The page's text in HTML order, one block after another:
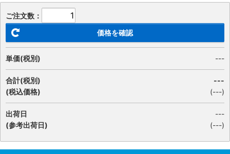
ご注文数：
価格を確認
単価(税別) ---
合計(税別)
(税込価格)
---
(---)
出荷日
(参考出荷日)
---
(---)